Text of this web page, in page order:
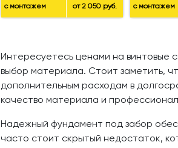
с монтажем от 2 050 руб. с монтажем
Интересуетесь ценами на винтовые
выбор материала. Стоит заметить,
дополнительным расходам в
качество материала и
Надежный фундамент под забор
часто стоит скрытый недостаток,